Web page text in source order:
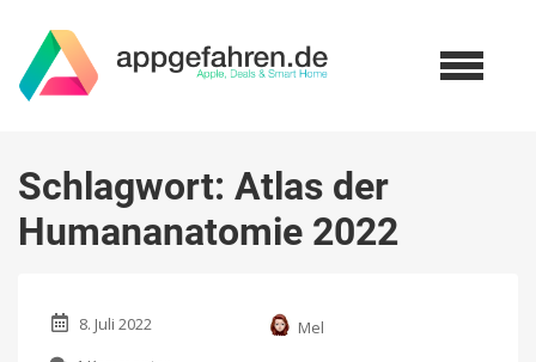
Schlagwort: Atlas der
Humananatomie 2022
8. Juli 2022
Mel